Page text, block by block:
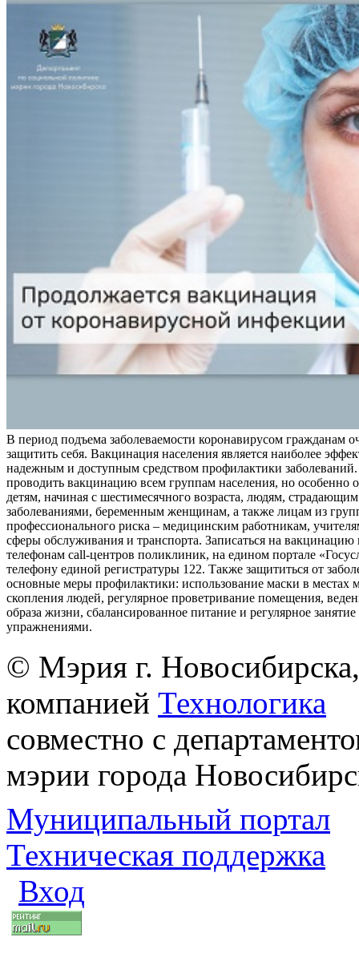
В период подъема заболеваемости коронавирусом гражданам
защитить себя. Вакцинация населения является наиболее
надежным и доступным средством профилактики заболеваний.
проводить вакцинацию всем группам населения, но особенно
детям, начиная с шестимесячного возраста, людям,
заболеваниями, беременным женщинам, а также лицам из
профессионального риска – медицинским работникам,
сферы обслуживания и транспорта. Записаться на
телефонам call-центров поликлиник, на едином портале
телефону единой регистратуры 122. Также защититься от
основные меры профилактики: использование маски в местах
скопления людей, регулярное проветривание помещения,
образа жизни, сбалансированное питание и регулярное
упражнениями.
© Мэрия г.
компанией Технологика
совместно с
мэрии города
Муниципальный портал
Техническая поддержка
Вход